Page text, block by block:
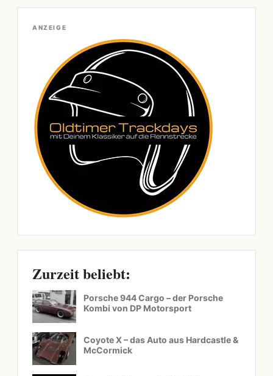
ANZEIGE
Zurzeit beliebt:
Porsche 944 Cargo – der Porsche
Kombi von DP Motorsport
Coyote X – das Auto aus Hardcastle &
McCormick